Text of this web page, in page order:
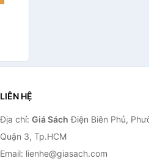
LIÊN HỆ
Địa chỉ: Giá Sách Điện Biên Phủ,
Quận 3, Tp.HCM
Email: lienhe@giasach.com